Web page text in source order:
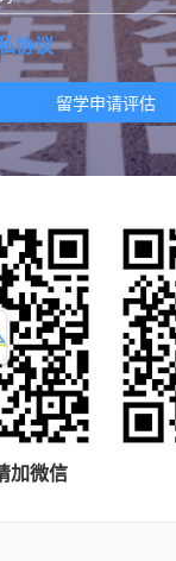
协议
留学申请评估
加微信